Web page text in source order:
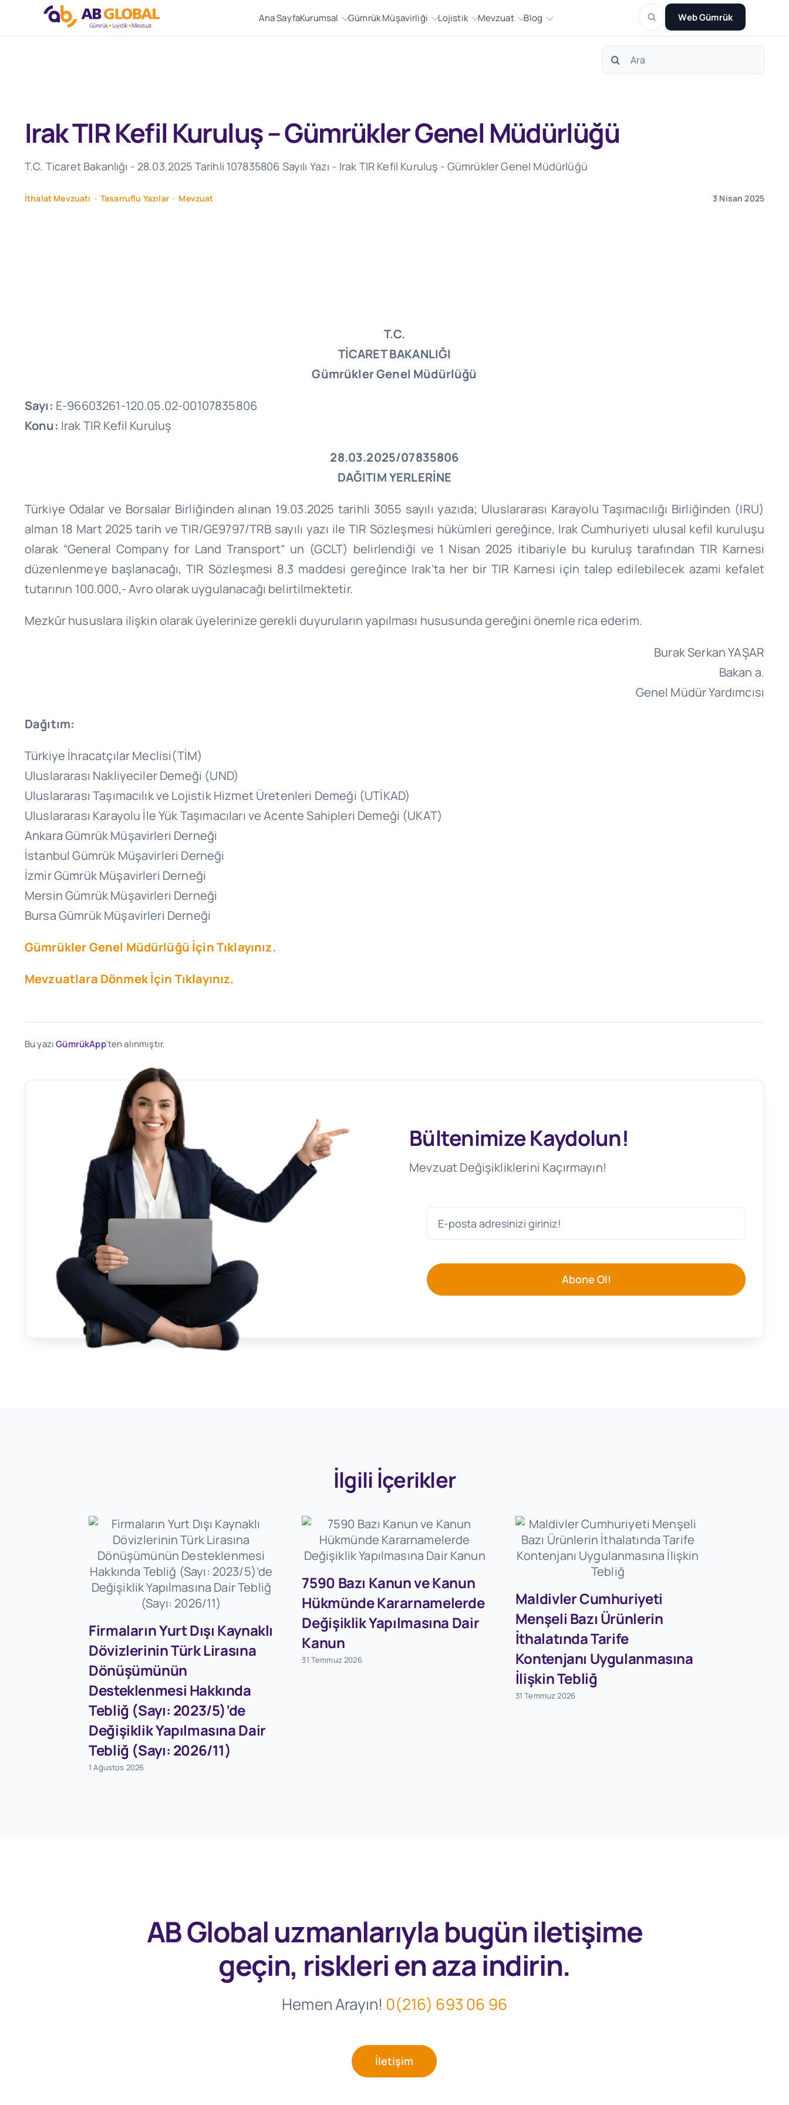
Ana SayfaKurumsal Gümrük Müşavirliği Lojistik Mevzuat Blog Web Gümrük
Search
Irak TIR Kefil Kuruluş – Gümrükler Genel Müdürlüğü
T.C. Ticaret Bakanlığı - 28.03.2025 Tarihli 107835806 Sayılı Yazı - Irak TIR Kefil Kuruluş - Gümrükler Genel Müdürlüğü
İthalat Mevzuatı • Tasarruflu Yazılar• Mevzuat 3 Nisan 2025
T.C.
TİCARET BAKANLIĞI
Gümrükler Genel Müdürlüğü
Sayı: E-96603261-120.05.02-00107835806
Konu: Irak TIR Kefil Kuruluş
28.03.2025/07835806
DAĞITIM YERLERİNE
Türkiye Odalar ve Borsalar Birliğinden alınan 19.03.2025 tarihli 3055 sayılı yazıda; Uluslararası Karayolu Taşımacılığı Birliğinden (IRU)
alman 18 Mart 2025 tarih ve TIR/GE9797/TRB sayılı yazı ile TIR Sözleşmesi hükümleri gereğince, Irak Cumhuriyeti ulusal kefil kuruluşu
olarak “General Company for Land Transport” un (GCLT) belirlendiği ve 1 Nisan 2025 itibariyle bu kuruluş tarafından TIR Karnesi
düzenlenmeye başlanacağı, TIR Sözleşmesi 8.3 maddesi gereğince Irak’ta her bir TIR Karnesi için talep edilebilecek azami kefalet
tutarının 100.000,- Avro olarak uygulanacağı belirtilmektetir.
Mezkûr hususlara ilişkin olarak üyelerinize gerekli duyuruların yapılması hususunda gereğini önemle rica ederim.
Burak Serkan YAŞAR
Bakan a.
Genel Müdür Yardımcısı
Dağıtım:
Türkiye İhracatçılar Meclisi(TİM)
Uluslararası Nakliyeciler Demeği (UND)
Uluslararası Taşımacılık ve Lojistik Hizmet Üretenleri Demeği (UTİKAD)
Uluslararası Karayolu İle Yük Taşımacıları ve Acente Sahipleri Demeği (UKAT)
Ankara Gümrük Müşavirleri Derneği
İstanbul Gümrük Müşavirleri Derneği
İzmir Gümrük Müşavirleri Derneği
Mersin Gümrük Müşavirleri Derneği
Bursa Gümrük Müşavirleri Derneği
Gümrükler Genel Müdürlüğü İçin Tıklayınız.
Mevzuatlara Dönmek İçin Tıklayınız.
Bu yazıGümrükApp'ten alınmıştır.
Bültenimize Kaydolun!
Mevzuat Değişikliklerini Kaçırmayın!
Abone Ol!
İlgili İçerikler
Firmaların Yurt Dışı Kaynaklı
Dövizlerinin Türk Lirasına
Dönüşümünün
Desteklenmesi Hakkında
Tebliğ (Sayı: 2023/5)’de
Değişiklik Yapılmasına Dair
Tebliğ (Sayı: 2026/11)
1 Ağustos 2026
7590 Bazı Kanun ve Kanun
Hükmünde Kararnamelerde
Değişiklik Yapılmasına Dair
Kanun
31 Temmuz 2026
Maldivler Cumhuriyeti
Menşeli Bazı Ürünlerin
İthalatında Tarife
Kontenjanı Uygulanmasına
İlişkin Tebliğ
31 Temmuz 2026
AB Global uzmanlarıyla bugüniletişime
geçin, riskleri en aza indirin.
Hemen Arayın! 0(216) 693 06 96
İletişim